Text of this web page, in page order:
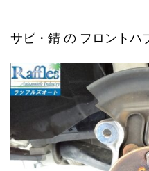
サビ・錆 の フロントハ